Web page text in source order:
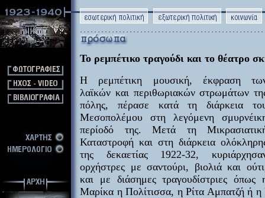
Το ρεμπέτικο τραγούδι και το θέατρο
Η ρεμπέτικη μουσική, έκφραση
λαϊκών και περιθωριακών στρωμάτων
πόλης, πέρασε κατά τη διάρκεια
Μεσοπολέμου στη λεγόμενη
περίοδό της. Μετά τη
Καταστροφή και στη διάρκεια
της δεκαετίας 1922-32,
ορχήστρες με σαντούρι, βιολιά και
και με διάσημες τραγουδίστριες όπως
Μαρίκα η Πολίτισσα, η Ρίτα Αμπατζή ή